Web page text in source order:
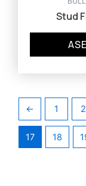
Stud
← 1 2
17 18